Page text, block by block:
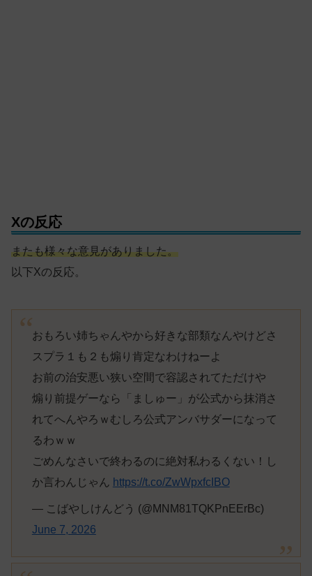
Xの反応
またも様々な意見がありました。
以下Xの反応。
おもろい姉ちゃんやから好きな部類なんやけどさ
スプラ１も２も煽り肯定なわけねーよ
お前の治安悪い狭い空間で容認されてただけや
煽り前提ゲーなら「ましゅー」が公式から抹消さ
れてへんやろｗむしろ公式アンバサダーになって
るわｗｗ
ごめんなさいで終わるのに絶対私わるくない！し
か言わんじゃん https://t.co/ZwWpxfcIBO
— こばやしけんどう (@MNM81TQKPnEErBc)
June 7, 2026